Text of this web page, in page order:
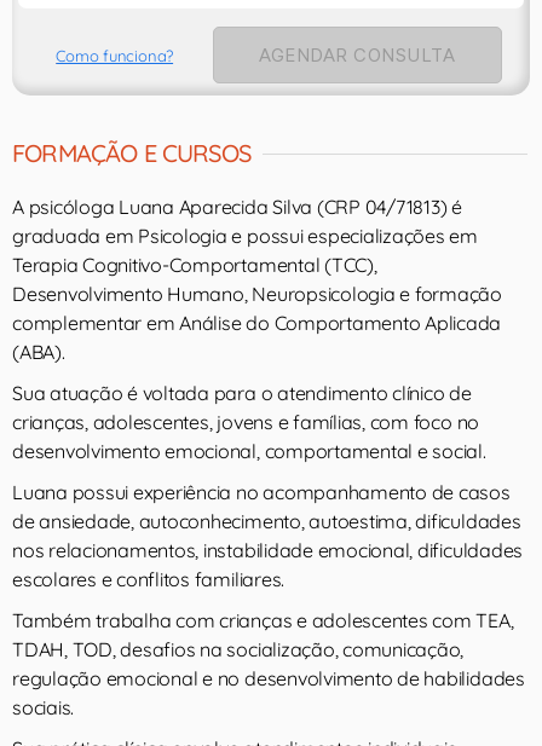
Como funciona? AGENDAR CONSULTA
FORMAÇÃO E CURSOS
A psicóloga Luana Aparecida Silva (CRP 04/71813) é
graduada em Psicologia e possui especializações em
Terapia Cognitivo-Comportamental (TCC),
Desenvolvimento Humano, Neuropsicologia e formação
complementar em Análise do Comportamento Aplicada
(ABA).
Sua atuação é voltada para o atendimento clínico de
crianças, adolescentes, jovens e famílias, com foco no
desenvolvimento emocional, comportamental e social.
Luana possui experiência no acompanhamento de casos
de ansiedade, autoconhecimento, autoestima, dificuldades
nos relacionamentos, instabilidade emocional, dificuldades
escolares e conflitos familiares.
Também trabalha com crianças e adolescentes com TEA,
TDAH, TOD, desafios na socialização, comunicação,
regulação emocional e no desenvolvimento de habilidades
sociais.